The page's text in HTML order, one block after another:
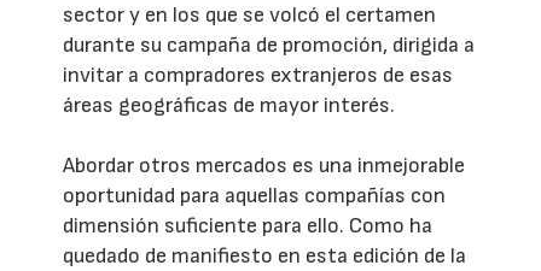
sector y en los que se volcó el certamen
durante su campaña de promoción, dirigida a
invitar a compradores extranjeros de esas
áreas geográficas de mayor interés.
Abordar otros mercados es una inmejorable
oportunidad para aquellas compañías con
dimensión suficiente para ello. Como ha
quedado de manifiesto en esta edición de la